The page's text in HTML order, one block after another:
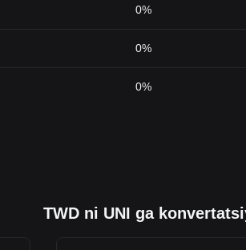
0%
0%
0%
TWD ni UNI ga